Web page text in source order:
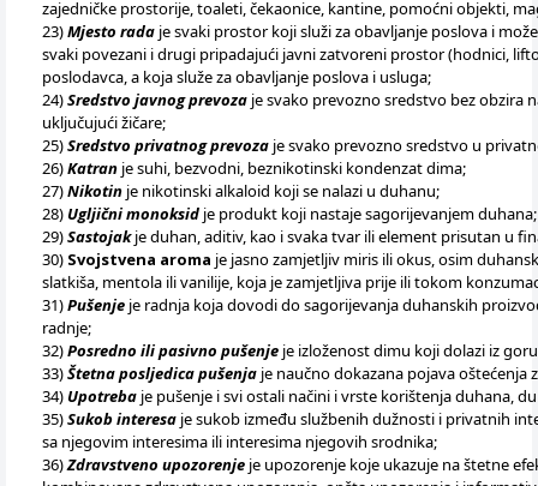
zajedničke prostorije, toaleti, čekaonice, kantine, pomoćni objekti,
23)Mjesto rada je svaki prostor koji služi za obavljanje poslova i
svaki povezani i drugi pripadajući javni zatvoreni prostor (hodnici,
poslodavca, a koja služe za obavljanje poslova i usluga;
24)Sredstvo javnog prevoza je svako prevozno sredstvo bez obzira
uključujući žičare;
25)Sredstvo privatnog prevoza je svako prevozno sredstvo u
26)Katran je suhi, bezvodni, beznikotinski kondenzat dima;
27)Nikotin je nikotinski alkaloid koji se nalazi u duhanu;
28) Ugljični monoksid je produkt koji nastaje sagorijevanjem duhana;
29)Sastojakje duhan, aditiv, kao i svaka tvar ili element prisutan u
30) Svojstvena aroma je jasno zamjetljiv miris ili okus, osim
slatkiša, mentola ili vanilije, koja je zamjetljiva prije ili tokom
31)Pušenje je radnja koja dovodi do sagorijevanja duhanskih
radnje;
32)Posredno ili pasivno pušenje je izloženost dimu koji dolazi iz
33)Štetna posljedica pušenja je naučno dokazana pojava oštećenja
34) Upotreba je pušenje i svi ostali načini i vrste korištenja duhana,
35)Sukob interesa je sukob između službenih dužnosti i privatnih
sa njegovim interesima ili interesima njegovih srodnika;
36)Zdravstveno upozorenje je upozorenje koje ukazuje na štetne